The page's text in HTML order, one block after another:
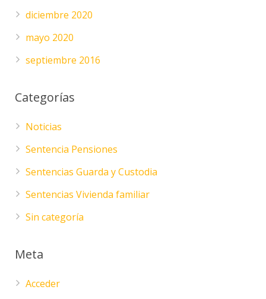
diciembre 2020
mayo 2020
septiembre 2016
Categorías
Noticias
Sentencia Pensiones
Sentencias Guarda y Custodia
Sentencias Vivienda familiar
Sin categoría
Meta
Acceder